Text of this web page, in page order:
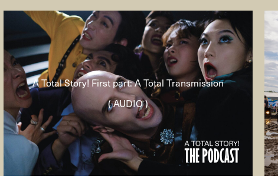
A Total Story! First part: A Total Transmission
( AUDIO )